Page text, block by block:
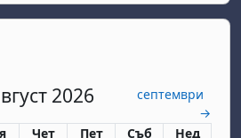
2026
септември
→
четвъртък
Чет петък
Пет събота
Съб неделя
Нед